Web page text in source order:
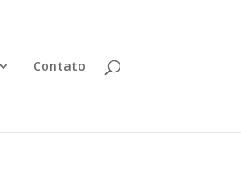
Contato